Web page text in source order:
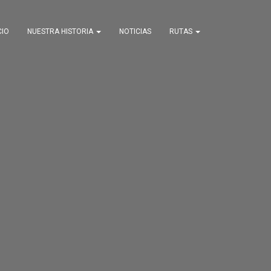
NUESTRA HISTORIA NOTICIAS RUTAS